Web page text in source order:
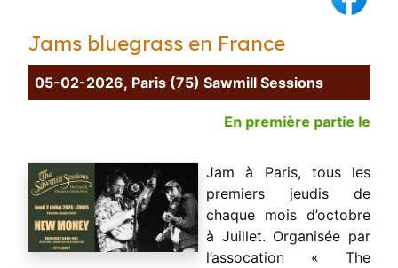
Jams bluegrass en France
05-02-2026, Paris (75) Sawmill Sessions
En première partie le 7
Jam à Paris, tous les
premiers jeudis de
chaque mois d’octobre
à Juillet. Organisée par
l’assocation « The